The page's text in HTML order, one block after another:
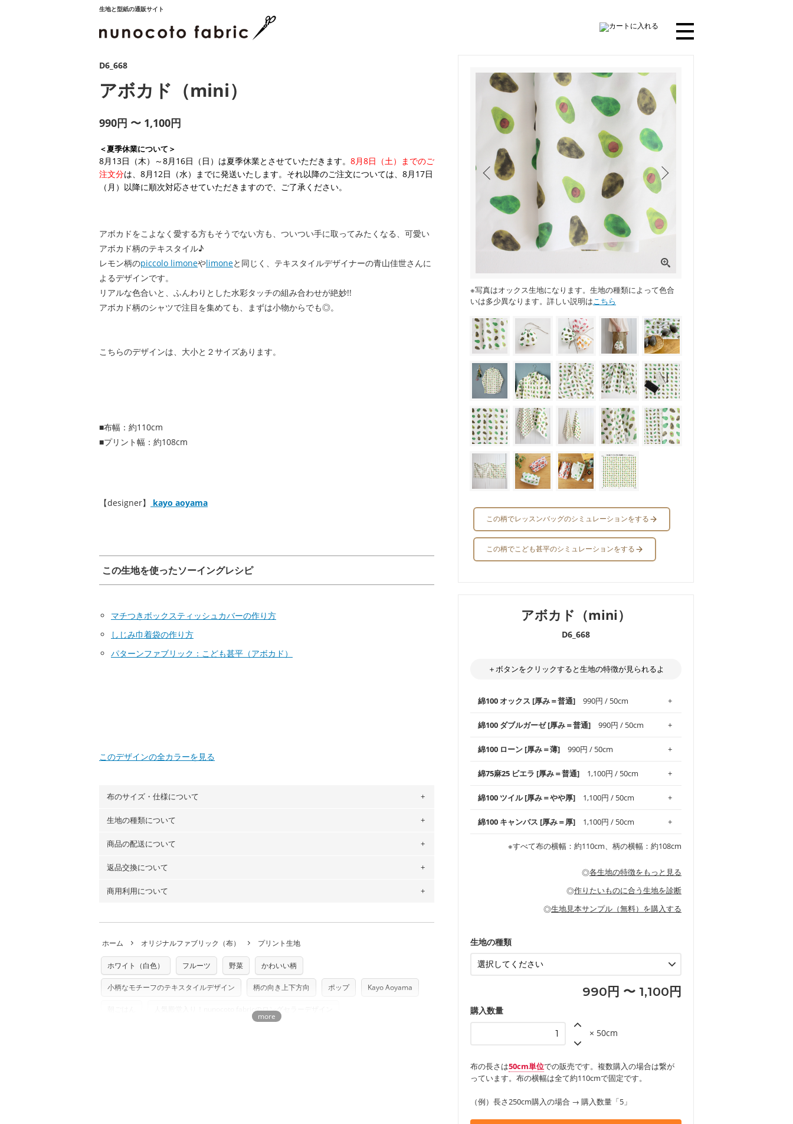
生地と型紙の通販サイト
※写真はオックス生地になります。生地の種類によって色合
いは多少異なります。詳しい説明はこちら
この柄でレッスンバッグのシミュレーションをする
この柄でこども甚平のシミュレーションをする
アボカド（mini）
D6_668
＋ボタンをクリックすると生地の特徴が見られるよ
綿100 オックス [厚み＝普通] 990円 / 50cm
使いやすさNo.1！しなやかさと適度な張りを併せ持ち、
通気性の高さがオックス生地の特徴です。当サイトのオ
縫いやすいため、布小物全般にお使いいただけます。
※レッスンバッグ、上履き袋などの通園通学グッズには
などの布小物
・布団カバーなどの寝具、カーテン
・スカート、甚平などの子ども服
綿100 ダブルガーゼ [厚み＝普通] 990円 / 50cm
柔らかくふんわりとした肌触りが特徴です。ベビー用品
やハンカチなど直接肌に触れるアイテムに最適です。高
シーズンで活躍してくれます。
・スタイ、おくるみなどのベビーグッズ
・ブラウス、チュニック、ワンピースなどの洋服
・パジャマなどの寝具
綿100 ローン [厚み＝薄] 990円 / 50cm
上質で薄手の平織りの生地です。軽やかさとなめらかな
手触りの良さが魅力。透け感があるので、涼しげなトッ
・ブラウス、シャツ、チュニックなどのトップス
綿75麻25 ビエラ [厚み＝普通] 1,100円 / 50cm
コットン75％リネン25％の当店のビエラ生地は、オック
ス生地よりもふんわりとした柔らかい質感と適度な落ち
・布団カバーなどの寝具
綿100 ツイル [厚み＝やや厚] 1,100円 / 50cm
綾織りの生地です。しっかりとした張りと厚みがありな
がらも柔らかいのが特徴です。生地の厚みは中厚手で
・レッスンバッグ、上履き袋などの通園通学グッズ
・カーテン、エプロン、テーブルクロスなどの暮らしの
・パンツ、タックスカートなどのボトムス
もっと詳しく見る
綿100 キャンバス [厚み＝厚] 1,100円 / 50cm
当店のキャンバス生地は、11号帆布相当の厚みです。 丈
夫で高い耐久性があります。トートバッグ・ポーチ・ペ
ンケースなどの布小物、インテリア用品に向いていま
・インテリア用品
もっと詳しく見る
※すべて布の横幅：約110cm、柄の横幅：約108cm
◎各生地の特徴をもっと見る
◎作りたいものに合う生地を診断
◎生地見本サンプル（無料）を購入する
生地の種類
990円 〜 1,100円
購入数量
× 50cm
布の長さは50cm単位での販売です。複数購入の場合は繋が
っています。布の横幅は全て約110cmで固定です。
（例）長さ250cm購入の場合 → 購入数量「5」
D6_668
アボカド（mini）
990円 〜 1,100円
＜夏季休業について＞
8月13日（木）～8月16日（日）は夏季休業とさせていただきます。 8月8日（土）までのご
注文分は、8月12日（水）までに発送いたします。それ以降のご注文については、8月17日
（月）以降に順次対応させていただきますので、ご了承ください。
アボカドをこよなく愛する方もそうでない方も、ついつい手に取ってみたくなる、可愛い
アボカド柄のテキスタイル♪
レモン柄のpiccolo limoneやlimoneと同じく、テキスタイルデザイナーの青山佳世さんに
よるデザインです。
リアルな色合いと、ふんわりとした水彩タッチの組み合わせが絶妙!!
アボカド柄のシャツで注目を集めても、まずは小物からでも◎。
こちらのデザインは、大小と２サイズあります。
■布幅：約110cm
■プリント幅：約108cm
【designer】 kayo aoyama
この生地を使ったソーイングレシピ
マチつきボックスティッシュカバーの作り方
しじみ巾着袋の作り方
パターンファブリック：こども甚平（アボカド）
このデザインの全カラーを見る
布のサイズ・仕様について
布の長さは50cm単位での販売になります。
※カットを希望の方は備考欄に「50cmずつカット希望」などご記載ください（50cm
単位でのカットのみ）
生地の種類について
・現在、すべてのデザインのプリントに使用している生地は６種類です。素材は
ーン）・コットンリネン（ビエラ織）・100％コットン（ツイル）・100％コットン
（キャンバス・11号帆布）です。
商品の配送について
・ネコポスでの配送は、布は2mまで型紙は2個までとなります（一部例外有り）それ
ります。
※万が一、検品時に不備が見つかった場合は、4～5営業日後の発送となる場合がござ
※土日祝は営業日に含まれません。
※配送日のご指定は承れません。出来上がり次第、順次発送いたします。
返品交換について
・布はご注文後に注文数量のみをプリントするため、
購入後の返品および交換は承る
ていた色味と違う、などの理由での返品は承れません。予めご了承ください。
返品・交換対象の基準について詳しくは こちら
商用利用について
た記載も不要です。（製品化した際に起こる全ての問題、クレームにつきましては当
店及びnunocoto fabricは一切の責任を負いませんのでご了承ください）
※有料型紙（ホームソーイング型紙シリーズ）および柄がえらべるキットに付属された
型紙は商用利用できませんのでご注意ください。型紙自体の転用・販売および型紙を
ホーム オリジナルファブリック（布） プリント生地
ホワイト（白色） フルーツ 野菜 かわいい柄
小柄なモチーフのテキスタイルデザイン 柄の向き上下方向 ポップ Kayo Aoyama
人気殿堂入り！nunocoto fabricのロングセラーデザイン